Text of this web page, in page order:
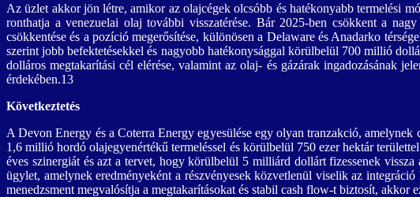
Az üzlet akkor jön létre, amikor az olajcégek olcsóbb és hatékonyabb termelési
ronthatja a venezuelai olaj további visszatérése. Bár 2025-ben csökkent a
csökkentése és a pozíció megerősítése, különösen a Delaware és Anadarko
szerint jobb befektetésekkel és nagyobb hatékonysággal körülbelül 700 millió
dolláros megtakarítási cél elérése, valamint az olaj- és gázárak ingadozásának
érdekében.13
Következtetés
A Devon Energy és a Coterra Energy egyesülése egy olyan tranzakció,
1,6 millió hordó olajegyenértékű termeléssel és körülbelül 750 ezer hektár
éves szinergiát és azt a tervet, hogy körülbelül 5 milliárd dollárt fizessenek
ügylet, amelynek eredményeként a részvényesek közvetlenül viselik az
menedzsment megvalósítja a megtakarításokat és stabil cash flow-t biztosít,